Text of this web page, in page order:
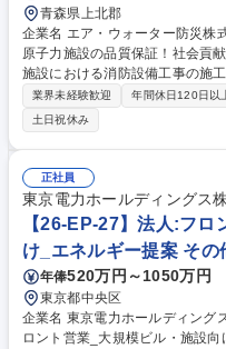
青森県上北郡
企業名 エア・ウォーター防災株式会社 求人名 【青森/施工管理
原子力施設の品質保証！社会貢献性の高い仕事！
施設における消防設備工事の施
社の管理など、プロジェクト全
す。未経験でも1から育成しますのでご安心
容】原子力発電所の使用済み核
おける消防設備工事の施工管理
望の調整、協力会社（工事会社
全管理など施工全般に関わる業
関わる責任ある仕事です。 ※変更範囲：当
工管理】未経験可/原子力施設
業界未経験歓迎 年間休日120日以
土日祝休み
正社員
東京電力ホールディングス
【26-EP-27】法人:フロ
け_エネルギー提案 その
年俸520万円～1050万円
東京都中央区
企業名 東京電力ホールディングス株式会社 求人名 【
ロント営業_大規模ビル・施設向け_エネルギ